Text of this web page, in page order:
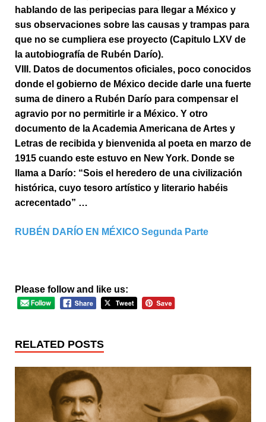
hablando de las peripecias para llegar a México y
sus observaciones sobre las causas y trampas para
que no se cumpliera ese proyecto (Capitulo LXV de
la autobiografía de Rubén Darío).
VIII. Datos de documentos oficiales, poco conocidos
donde el gobierno de México decide darle una fuerte
suma de dinero a Rubén Darío para compensar el
agravio por no permitirle ir a México. Y otro
documento de la Academia Americana de Artes y
Letras de recibida y bienvenida al poeta en marzo de
1915 cuando este estuvo en New York. Donde se
llama a Darío: “Sois el heredero de una civilización
histórica, cuyo tesoro artístico y literario habéis
acrecentado” …
RUBÉN DARÍO EN MÉXICO Segunda Parte
Please follow and like us:
RELATED POSTS